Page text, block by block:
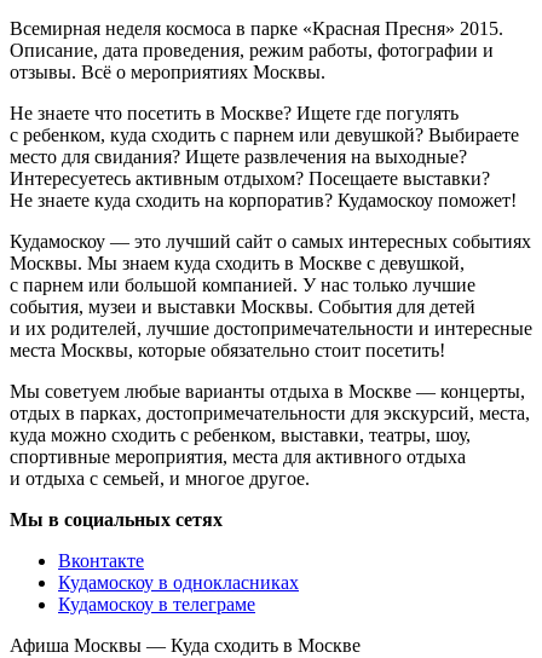
Всемирная неделя космоса в парке «Красная Пресня» 2015.
Описание, дата проведения, режим работы, фотографии и
отзывы. Всё о мероприятиях Москвы.
Не знаете что посетить в Москве? Ищете где погулять
с ребенком, куда сходить с парнем или девушкой? Выбираете
место для свидания? Ищете развлечения на выходные?
Интересуетесь активным отдыхом? Посещаете выставки?
Не знаете куда сходить на корпоратив? Кудамоскоу поможет!
Кудамоскоу — это лучший сайт о самых интересных событиях
Москвы. Мы знаем куда сходить в Москве с девушкой,
с парнем или большой компанией. У нас только лучшие
события, музеи и выставки Москвы. События для детей
и их родителей, лучшие достопримечательности и интересные
места Москвы, которые обязательно стоит посетить!
Мы советуем любые варианты отдыха в Москве — концерты,
отдых в парках, достопримечательности для экскурсий, места,
куда можно сходить с ребенком, выставки, театры, шоу,
спортивные мероприятия, места для активного отдыха
и отдыха с семьей, и многое другое.
Мы в социальных сетях
Вконтакте
Кудамоскоу в однокласниках
Кудамоскоу в телеграме
Афиша Москвы — Куда сходить в Москве